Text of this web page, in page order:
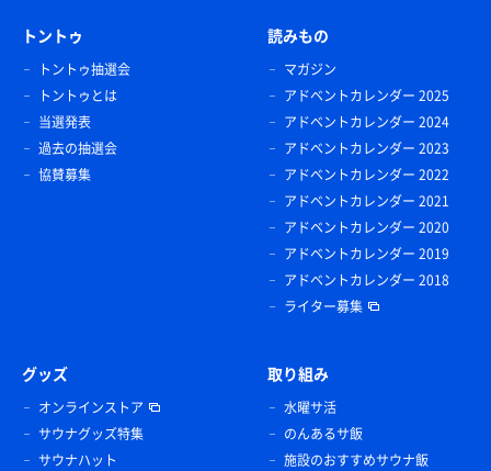
トントゥ
トントゥ抽選会
トントゥとは
当選発表
過去の抽選会
協賛募集
読みもの
マガジン
アドベントカレンダー 2025
アドベントカレンダー 2024
アドベントカレンダー 2023
アドベントカレンダー 2022
アドベントカレンダー 2021
アドベントカレンダー 2020
アドベントカレンダー 2019
アドベントカレンダー 2018
ライター募集
グッズ
オンラインストア
サウナグッズ特集
サウナハット
取り組み
水曜サ活
のんあるサ飯
施設のおすすめサウナ飯